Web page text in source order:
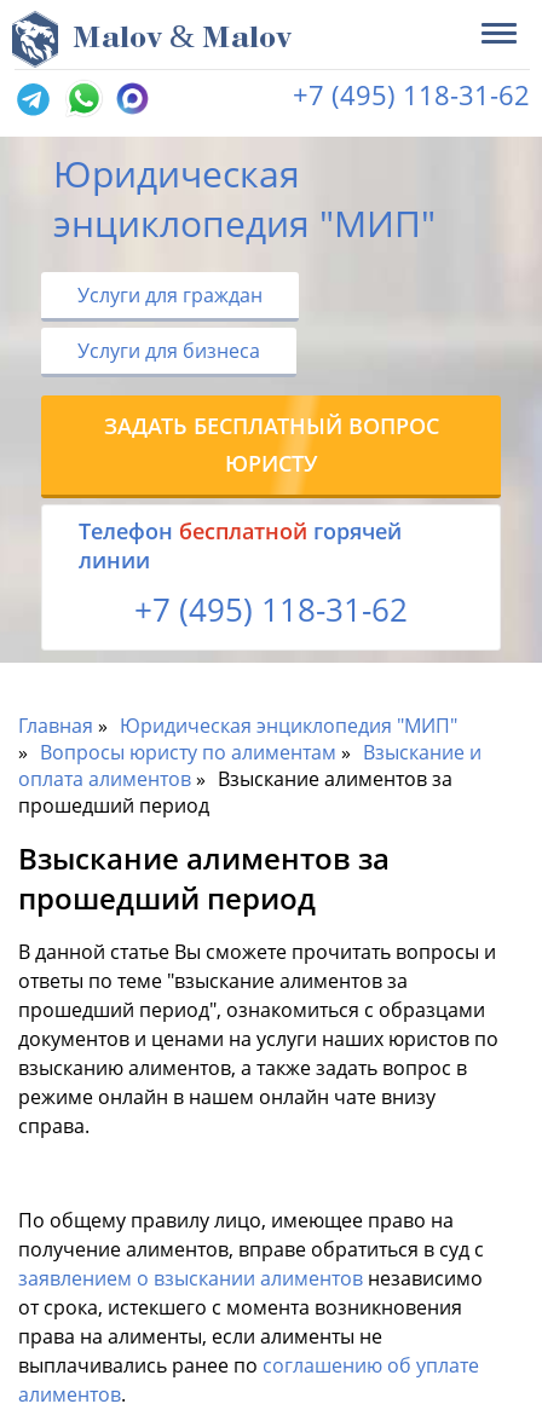
Malov & Malov
+7 (495) 118-31-62
Юридическая
энциклопедия "МИП"
Услуги для граждан
Услуги для бизнеса
ЗАДАТЬ БЕСПЛАТНЫЙ ВОПРОС
ЮРИСТУ
Tелефон бесплатной горячей
линии
+7 (495) 118-31-62
Главная
Юридическая энциклопедия "МИП"
Вопросы юристу по алиментам
Взыскание и
оплата алиментов
Взыскание алиментов за
прошедший период
Взыскание алиментов за
прошедший период
В данной статье Вы сможете прочитать вопросы и
ответы по теме "взыскание алиментов за
прошедший период", ознакомиться с образцами
документов и ценами на услуги наших юристов по
взысканию алиментов, а также задать вопрос в
режиме онлайн в нашем онлайн чате внизу
справа.
По общему правилу лицо, имеющее право на
получение алиментов, вправе обратиться в суд с
заявлением о взыскании алиментов независимо
от срока, истекшего с момента возникновения
права на алименты, если алименты не
выплачивались ранее по соглашению об уплате
алиментов.